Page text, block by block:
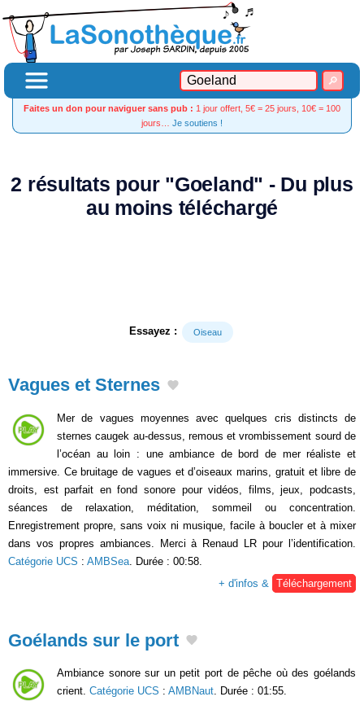
Faites un don pour naviguer sans pub : 1 jour offert, 5€ = 25 jours, 10€ = 100
jours… Je soutiens !
2 résultats pour "Goeland" - Du plus
au moins téléchargé
Essayez : Oiseau
Vagues et Sternes
Mer de vagues moyennes avec quelques cris distincts de
sternes caugek au-dessus, remous et vrombissement sourd de
l’océan au loin : une ambiance de bord de mer réaliste et
immersive. Ce bruitage de vagues et d’oiseaux marins, gratuit et libre de
droits, est parfait en fond sonore pour vidéos, films, jeux, podcasts,
séances de relaxation, méditation, sommeil ou concentration.
Enregistrement propre, sans voix ni musique, facile à boucler et à mixer
dans vos propres ambiances. Merci à Renaud LR pour l’identification.
Catégorie UCS : AMBSea . Durée : 00:58.
+ d'infos &
Téléchargement
Goélands sur le port
Ambiance sonore sur un petit port de pêche où des goélands
crient. Catégorie UCS : AMBNaut. Durée : 01:55.